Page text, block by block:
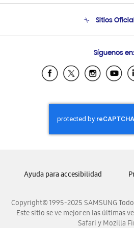
Soporte vía
Sitios
Samsung
Samsung El
Samsung
Samsung
Samsung
Samsung
Síguenos en:
Copyright© 1995-2025 SAMSUNG
Este sitio se ve mejor en las últimas
Safari y Mozilla
Ayuda para accesibilidad